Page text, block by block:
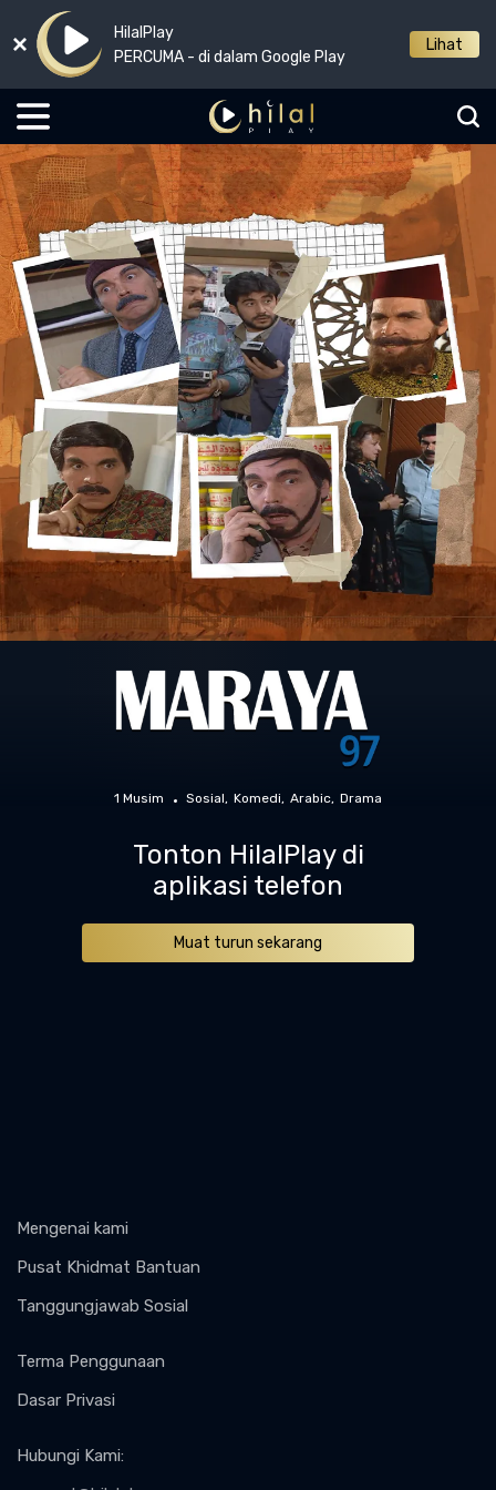
HilalPlay
PERCUMA - di dalam Google Play
Lihat
1 Musim Sosial Komedi Arabic Drama
Tonton HilalPlay di
aplikasi telefon
Muat turun sekarang
Mengenai kami
Pusat Khidmat Bantuan
Tanggungjawab Sosial
Terma Penggunaan
Dasar Privasi
Hubungi Kami: